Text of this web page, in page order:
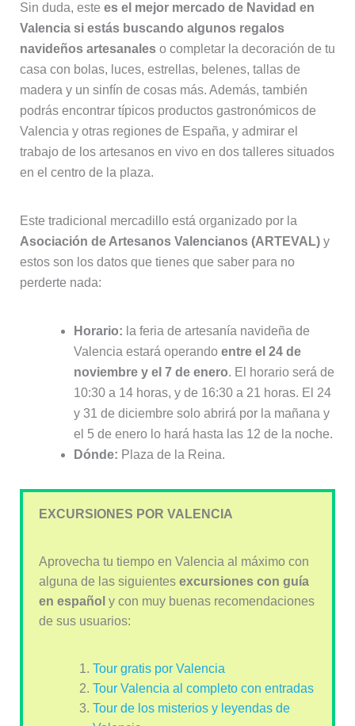
Sin duda, este es el mejor mercado de Navidad en
Valencia si estás buscando algunos regalos
navideños artesanaleso completar la decoración de tu
casa con bolas, luces, estrellas, belenes, tallas de
madera y un sinfín de cosas más. Además, también
podrás encontrar típicos productos gastronómicos de
Valencia y otras regiones de España, y admirar el
trabajo de los artesanos en vivo en dos talleres situados
en el centro de la plaza.
Este tradicional mercadillo está organizado por la
Asociación de Artesanos Valencianos (ARTEVAL)y
estos son los datos que tienes que saber para no
perderte nada:
Horario: la feria de artesanía navideña de
Valencia estará operando entre el 24 de
noviembre y el 7 de enero. El horario será de
10:30 a 14 horas, y de 16:30 a 21 horas. El 24
y 31 de diciembre solo abrirá por la mañana y
el 5 de enero lo hará hasta las 12 de la noche.
Dónde: Plaza de la Reina.
EXCURSIONES POR VALENCIA
Aprovecha tu tiempo en Valencia al máximo con
alguna de las siguientes excursiones con guía
en español y con muy buenas recomendaciones
de sus usuarios:
Tour gratis por Valencia
Tour Valencia al completo con entradas
Tour de los misterios y leyendas de